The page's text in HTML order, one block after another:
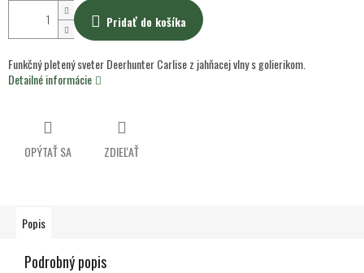
Pridať do košíka
Funkčný pletený sveter Deerhunter Carlise z jahňacej vlny s golierikom.
Detailné informácie
OPÝTAŤ SA ZDIEĽAŤ
Popis
Podrobný popis